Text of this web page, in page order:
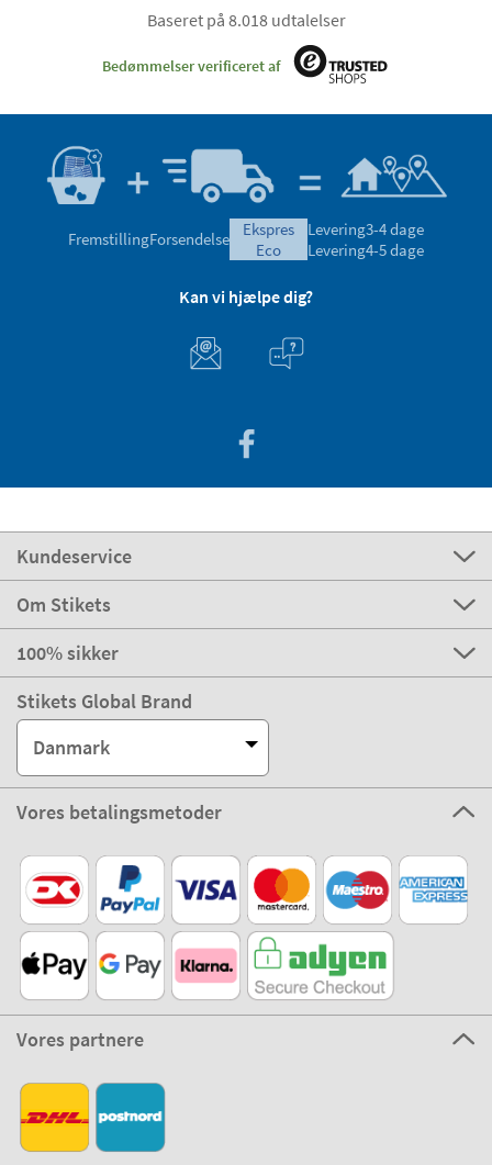
Baseret på 8.018 udtalelser
Bedømmelser verificeret af
FremstillingForsendelse
ekspres
eco
Levering3-4 dage
Levering4-5 dage
Kan vi hjælpe dig?
Kundeservice
Om Stikets
100% sikker
Stikets Global Brand
Danmark
Vores betalingsmetoder
Vores partnere